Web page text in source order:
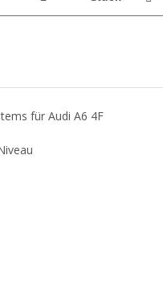
für Audi A6 4F